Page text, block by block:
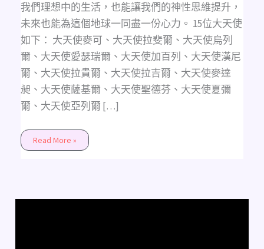
我們理想中的生活，也能讓我們的神性思維提升，
未來也能為這個地球一同盡一份心力。 15位大天使
如下： 大天使麥可、大天使拉斐爾、大天使烏列
爾、大天使愛瑟瑞爾、大天使加百列、大天使漢尼
爾、大天使拉貴爾、大天使拉吉爾、大天使麥達
昶、大天使薩基爾、大天使聖德芬、大天使夏彌
爾、大天使亞列爾 […]
Read More »